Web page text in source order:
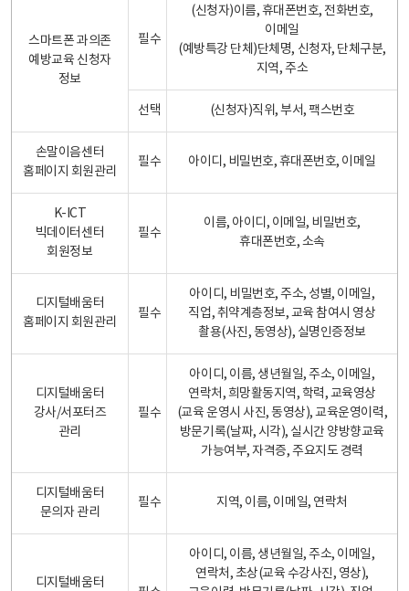
스마트폰 과의존
예방교육 신청자
정보
필수
(신청자)이름, 휴대폰번호, 전화번호,
이메일
(예방특강 단체)단체명, 신청자, 단체구분,
지역, 주소
선택 (신청자)직위, 부서, 팩스번호
손말이음센터
홈페이지 회원관리
필수 아이디, 비밀번호, 휴대폰번호, 이메일
K-ICT
빅데이터센터
회원정보
필수
이름, 아이디, 이메일, 비밀번호,
휴대폰번호, 소속
디지털배움터
홈페이지 회원관리
필수
아이디, 비밀번호, 주소, 성별, 이메일,
직업, 취약계층정보, 교육 참여시 영상
촬용(사진, 동영상), 실명인증정보
디지털배움터
강사/서포터즈
관리
필수
아이디, 이름, 생년월일, 주소, 이메일,
연락처, 희망활동지역, 학력, 교육영상
(교육 운영시 사진, 동영상), 교육운영이력,
방문기록(날짜, 시각), 실시간 양방향교육
가능여부, 자격증, 주요지도 경력
디지털배움터
문의자 관리
필수 지역, 이름, 이메일, 연락처
디지털배움터
아이디, 이름, 생년월일, 주소, 이메일,
연락처, 초상(교육 수강사진, 영상),